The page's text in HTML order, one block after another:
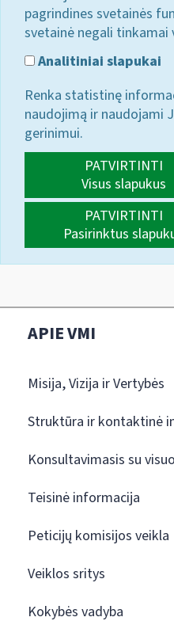
pagrindines svetainės
svetainė negali tinkamai
Analitiniai slapukai
Renka statistinę
naudojimą ir naudojami
gerinimui.
PATVIRTINTI
Visus slapukus
PATVIRTINTI
Pasirinktus
APIE VMI
Misija, Vizija ir Vertybės
Struktūra ir kontaktinė
Konsultavimasis su
Teisinė informacija
Peticijų komisijos veikla
Veiklos sritys
Kokybės vadyba